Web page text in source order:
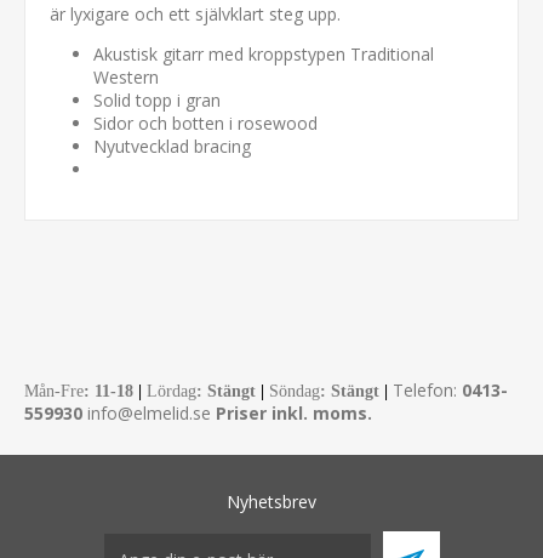
är lyxigare och ett självklart steg upp.
Akustisk gitarr med kroppstypen Traditional
Western
Solid topp i gran
Sidor och botten i rosewood
Nyutvecklad bracing
Mån-Fre: 11-18 | Lördag: Stängt | Söndag: Stängt | Telefon: 0413-
559930 info@elmelid.se Priser inkl. moms.
Nyhetsbrev